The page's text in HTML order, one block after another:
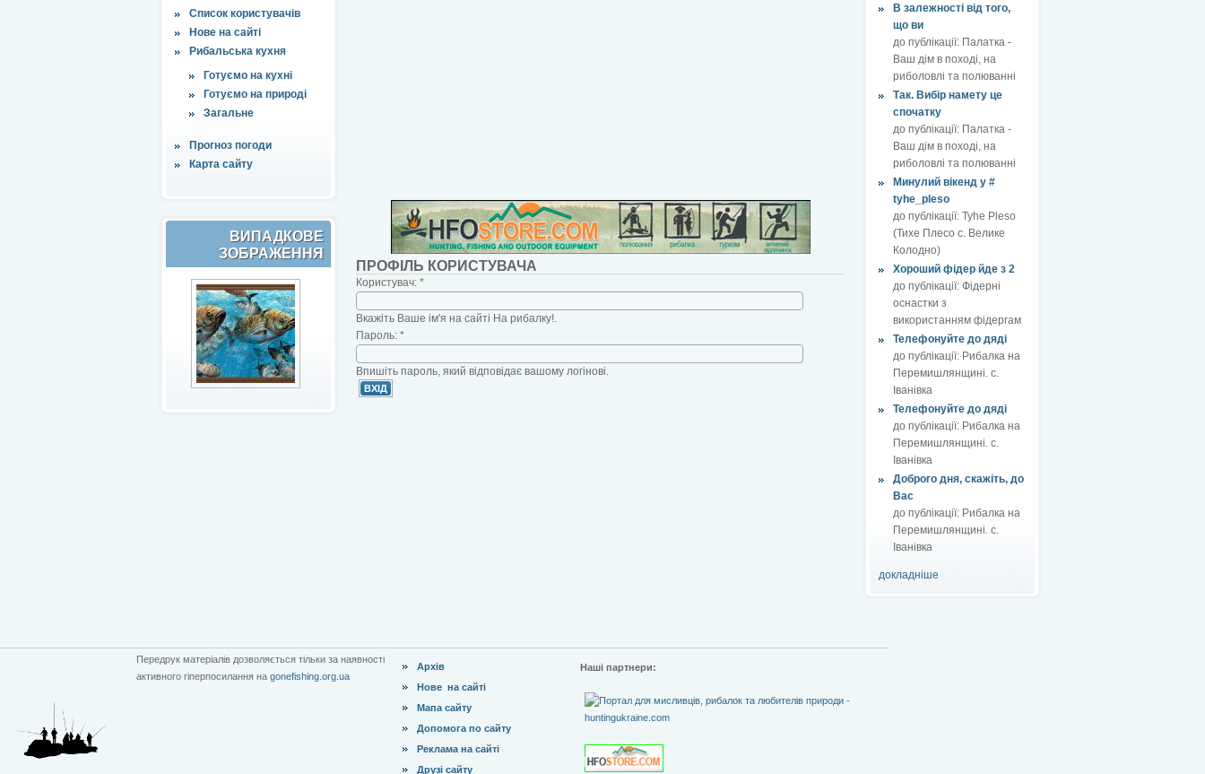
Список користувачів
Нове на сайті
Рибальська кухня
Готуємо на кухні
Готуємо на природі
Загальне
Прогноз погоди
Карта сайту
ВИПАДКОВЕ
ЗОБРАЖЕННЯ
В залежності від того,
що ви
до публікації: Палатка -
Ваш дім в поході, на
риболовлі та полюванні
Так. Вибір намету це
спочатку
до публікації: Палатка -
Ваш дім в поході, на
риболовлі та полюванні
Минулий вікенд у #
tyhe_pleso
до публікації: Tyhe Pleso
(Тихе Плесо с. Велике
Колодно)
Хороший фідер йде з 2
до публікації: Фідерні
оснастки з
використанням фідергам
Телефонуйте до дяді
до публікації: Рибалка на
Перемишлянщині. с.
Іванівка
Телефонуйте до дяді
до публікації: Рибалка на
Перемишлянщині. с.
Іванівка
Доброго дня, скажіть, до
Вас
до публікації: Рибалка на
Перемишлянщині. с.
Іванівка
докладніше
ПРОФІЛЬ КОРИСТУВАЧА
Користувач: *
Вкажіть Ваше ім'я на сайті На рибалку!.
Пароль: *
Впишіть пароль, який відповідає вашому логінові.
Передрук матеріалів дозволяється тільки за наявності
активного гіперпосилання на gonefishing.org.ua
Архів
Нове на сайті
Мапа сайту
Допомога по сайту
Реклама на сайті
Друзі сайту
Наші партнери: